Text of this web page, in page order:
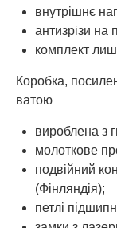
внутрішнє
антизрізи на
комплект
Коробка,
ватою
вироблена з
молоткове
подвійний
(Фінляндія);
петлі